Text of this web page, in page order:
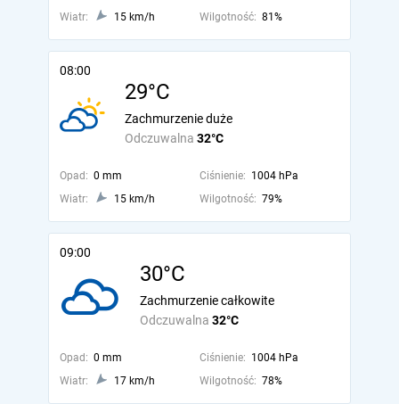
Wiatr: 15 km/h Wilgotność: 81%
08:00
29°C
Odczuwalna 32°C
Zachmurzenie duże
Opad: 0 mm Ciśnienie: 1004 hPa
Wiatr:
15 km/h Wilgotność: 79%
09:00
30°C
Odczuwalna 32°C
Zachmurzenie całkowite
Opad: 0 mm Ciśnienie: 1004 hPa
Wiatr:
17 km/h Wilgotność: 78%